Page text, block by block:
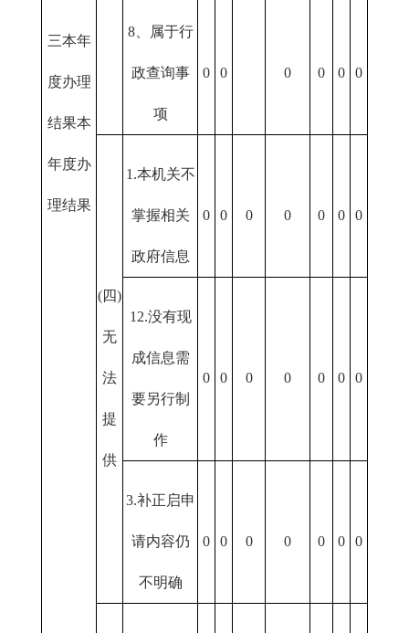
三本年
度办理
结果本
年度办
理结果
8、属于行
政查询事
项
0 0 0 0 0 0
(四)
无
法
提
供
1.本机关不
掌握相关
政府信息
0 0 0 0 0 0 0
12.没有现
成信息需
要另行制
作
0 0 0 0 0 0 0
3.补正启申
请内容仍
不明确
0 0 0 0 0 0 0